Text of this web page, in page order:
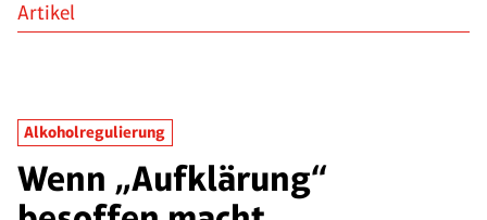
Artikel
Alkoholregulierung
Wenn „Aufklärung“